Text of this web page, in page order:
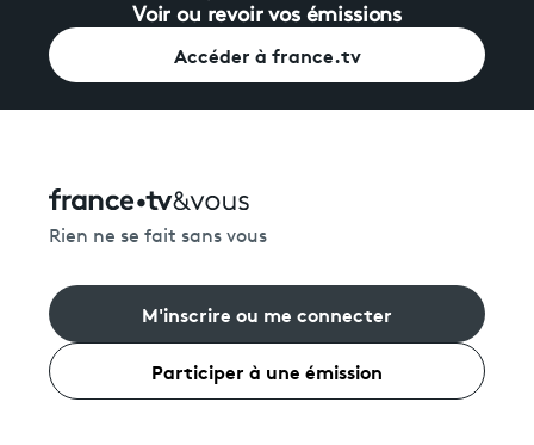
Voir ou revoir vos émissions
Accéder à france.tv
Rien ne se fait sans vous
M'inscrire ou me connecter
Participer à une émission